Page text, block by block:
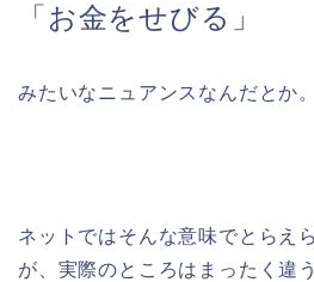
「お金をせびる」
みたいなニュアンスなんだとか。
ネットではそんな意味でとらえ
が、実際のところはまったく違